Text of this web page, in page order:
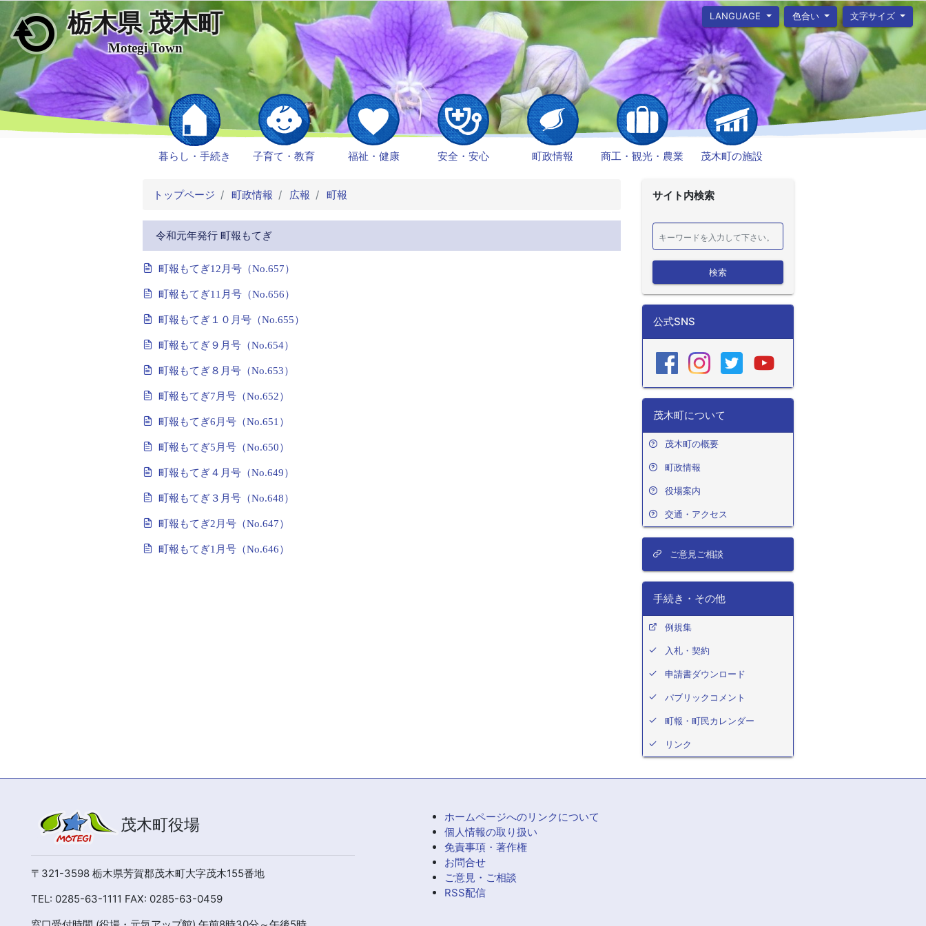
メインコンテンツにスキップ
栃木県 茂木町
Motegi Town
LANGUAGE 色合い 文字サイズ
暮らし・手続き 子育て・教育 福祉・健康 安全・安心 町政情報 商工・観光・農業 茂木町の施設
トップページ 町政情報 広報 町報
令和元年発行 町報もてぎ
町報もてぎ12月号（No.657）
町報もてぎ11月号（No.656）
町報もてぎ１０月号（No.655）
町報もてぎ９月号（No.654）
町報もてぎ８月号（No.653）
町報もてぎ7月号（No.652）
町報もてぎ6月号（No.651）
町報もてぎ5月号（No.650）
町報もてぎ４月号（No.649）
町報もてぎ３月号（No.648）
町報もてぎ2月号（No.647）
町報もてぎ1月号（No.646）
サイト内検索
検索
公式SNS
茂木町について
茂木町の概要
町政情報
役場案内
交通・アクセス
ご意見ご相談
手続き・その他
例規集
入札・契約
申請書ダウンロード
パブリックコメント
町報・町民カレンダー
リンク
茂木町役場
〒321-3598 栃木県芳賀郡茂木町大字茂木155番地
TEL: 0285-63-1111 FAX: 0285-63-0459
ホームページへのリンクについて
個人情報の取り扱い
免責事項・著作権
お問合せ
ご意見・ご相談
RSS配信